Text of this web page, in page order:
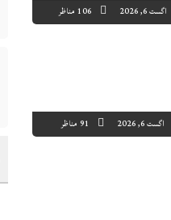
اگست 6, 2026 106 مناظر
اگست 6, 2026 91 مناظر